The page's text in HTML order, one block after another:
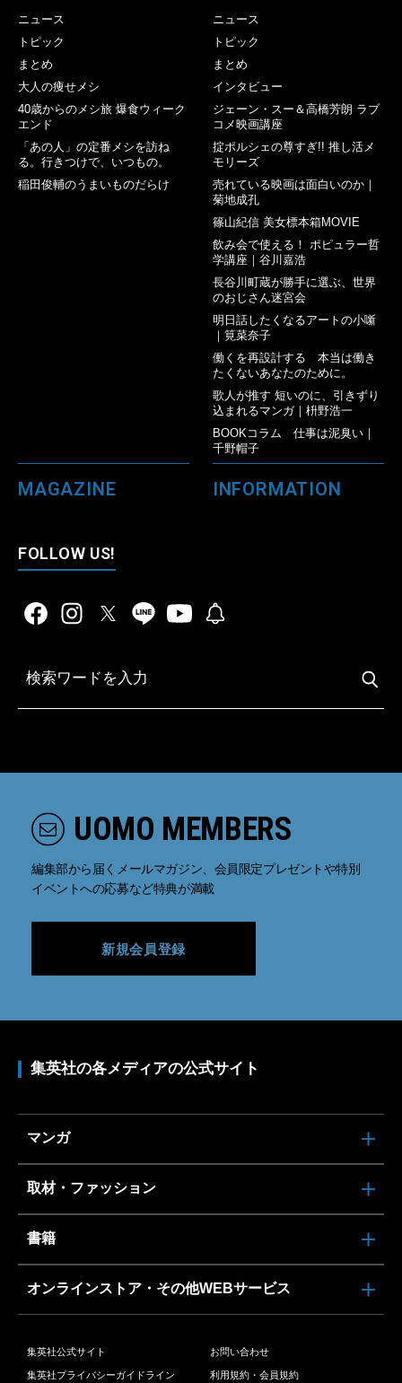
ニュース
トピック
まとめ
大人の痩せメシ
40歳からのメシ旅 爆食ウィーク
エンド
「あの人」の定番メシを訪ね
る。行きつけで、いつもの。
稲田俊輔のうまいものだらけ
ニュース
トピック
まとめ
インタビュー
ジェーン・スー＆高橋芳朗 ラブ
コメ映画講座
掟ポルシェの尊すぎ!! 推し活メ
モリーズ
売れている映画は面白いのか｜
菊地成孔
篠山紀信 美女標本箱MOVIE
飲み会で使える！ ポピュラー哲
学講座｜谷川嘉浩
長谷川町蔵が勝手に選ぶ、世界
のおじさん迷宮会
明日話したくなるアートの小噺
｜筧菜奈子
働くを再設計する 本当は働き
たくないあなたのために。
歌人が推す 短いのに、引きずり
込まれるマンガ｜枡野浩一
BOOKコラム 仕事は泥臭い｜
千野帽子
MAGAZINE INFORMATION
FOLLOW US!
UOMO MEMBERS
編集部から届くメールマガジン、会員限定プレゼントや特別
イベントへの応募など特典が満載
新規会員登録
集英社の各メディアの公式サイト
マンガ
取材・ファッション
書籍
オンラインストア・その他WEBサービス
集英社公式サイト お問い合わせ
集英社プライバシーガイドライン 利用規約・会員規約